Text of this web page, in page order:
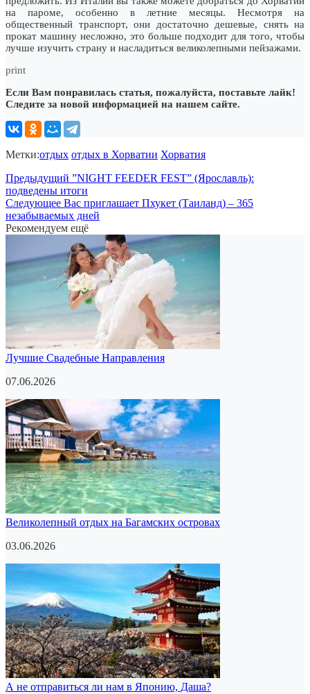
на пароме, особенно в летние месяцы. Несмотря на
общественный транспорт, они достаточно дешевые, снять на
прокат машину несложно, это больше подходит для того, чтобы
лучше изучить страну и насладиться великолепными пейзажами.
print
Если Вам понравилась статья, пожалуйста, поставьте лайк!
Следите за новой информацией на нашем сайте.
Метки:отдых отдых в Хорватии Хорватия
Предыдущий ”NIGHT FEEDER FEST” (Ярославль):
подведены итоги
Следующее Вас приглашает Пхукет (Таиланд) – 365
незабываемых дней
Рекомендуем ещё
Лучшие Свадебные Направления
07.06.2026
Великолепный отдых на Багамских островах
03.06.2026
А не отправиться ли нам в Японию, Даша?